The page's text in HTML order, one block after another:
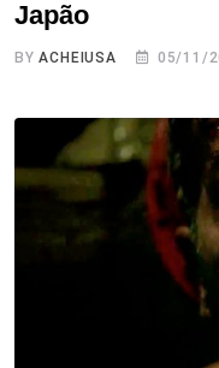
Japão
BYACHEIUSA 05/11/